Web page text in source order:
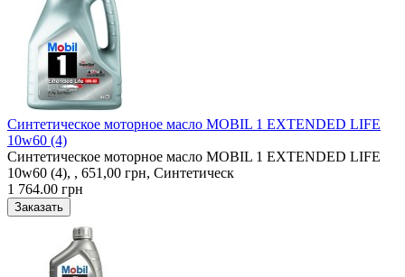
Синтетическое моторное масло MOBIL 1 EXTENDED LIFE
10w60 (4)
Синтетическое моторное масло MOBIL 1 EXTENDED LIFE
10w60 (4), , 651,00 грн, Синтетическ
1 764.00 грн